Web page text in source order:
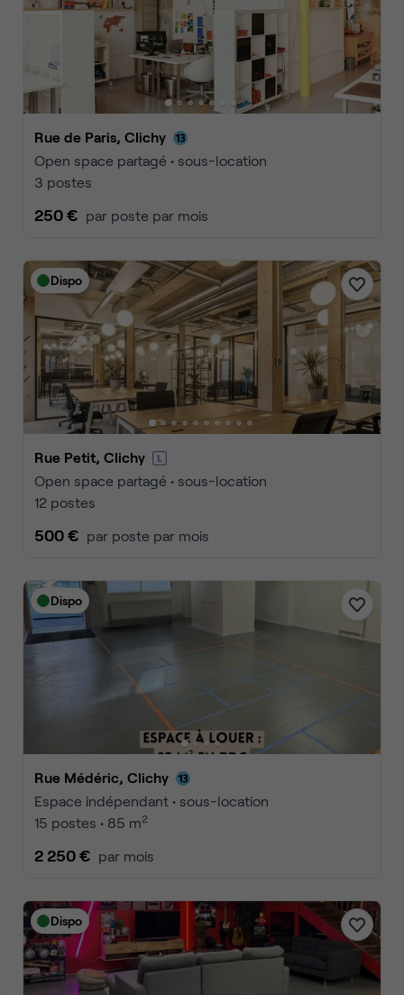
Rue de Paris, Clichy
Open space partagé • sous-location
3 postes
250 € par poste par mois
Dispo
Rue Petit, Clichy
Open space partagé • sous-location
12 postes
500 € par poste par mois
Dispo
Rue Médéric, Clichy
Espace indépendant • sous-location
15 postes • 85 m2
2 250 € par mois
Dispo